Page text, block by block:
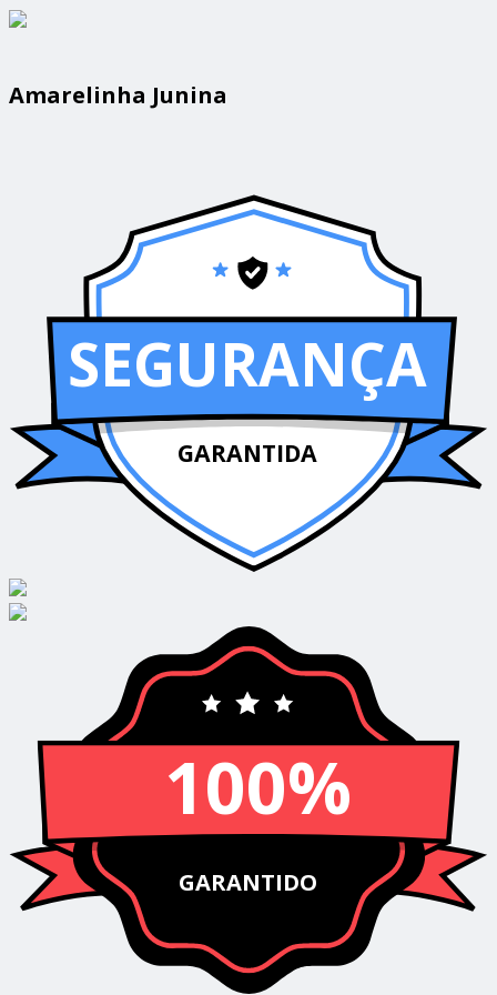
Amarelinha Junina
SEGURANÇA
GARANTIDA
100%
GARANTIDO